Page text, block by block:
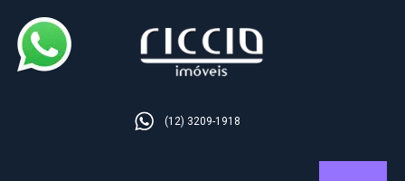
(12) 3209-1918